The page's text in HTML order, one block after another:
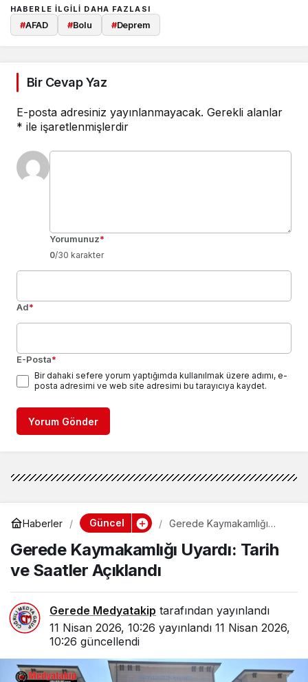
HABERLE ILGILI DAHA FAZLASI
#AFAD #Bolu #Deprem
Bir Cevap Yaz
E-posta adresiniz yayınlanmayacak. Gerekli alanlar
* ile işaretlenmişlerdir
Yorumunuz*
0/30 karakter
Ad*
E-Posta*
Bir dahaki sefere yorum yaptığımda kullanılmak üzere adımı, e-
posta adresimi ve web site adresimi bu tarayıcıya kaydet.
Yorum Gönder
Haberler Güncel
Gerede Kaymakamlığı
Açıklandı
Gerede Kaymakamlığı Uyardı: Tarih
ve Saatler Açıklandı
Gerede Medyatakip tarafından yayınlandı
11 Nisan 2026, 10:26 yayınlandı 11 Nisan 2026,
10:26 güncellendi